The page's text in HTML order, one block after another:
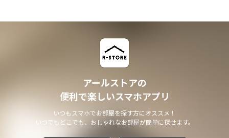
アールストアの
便利で楽しいスマホアプリ
いつもスマホでお部屋を探す方にオススメ！
いつでもどこでも、おしゃれなお部屋が簡単に探せます。